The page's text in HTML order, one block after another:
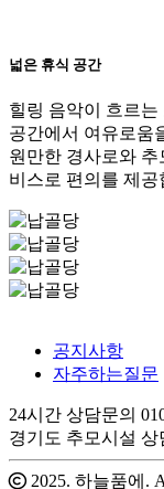
넓은 휴식 공간
힐링 음악이 흐르
공간에서 여유로움
원만한 경사로와
비스로 편의를 제공
공지사항
자주하는질문
24시간 상담문의
경기도 추모시설
2025. 하늘품에.